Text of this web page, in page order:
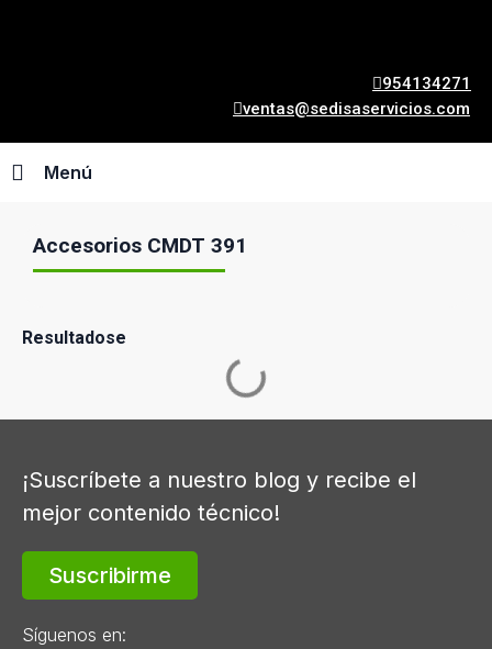
954134271
ventas@sedisaservicios.com
Menú
Accesorios CMDT 391
Resultadose
¡Suscríbete a nuestro blog y recibe el
mejor contenido técnico!
Suscribirme
Síguenos en: